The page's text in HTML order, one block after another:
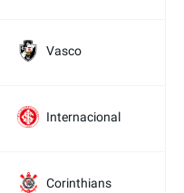
Vasco
Internacional
Corinthians